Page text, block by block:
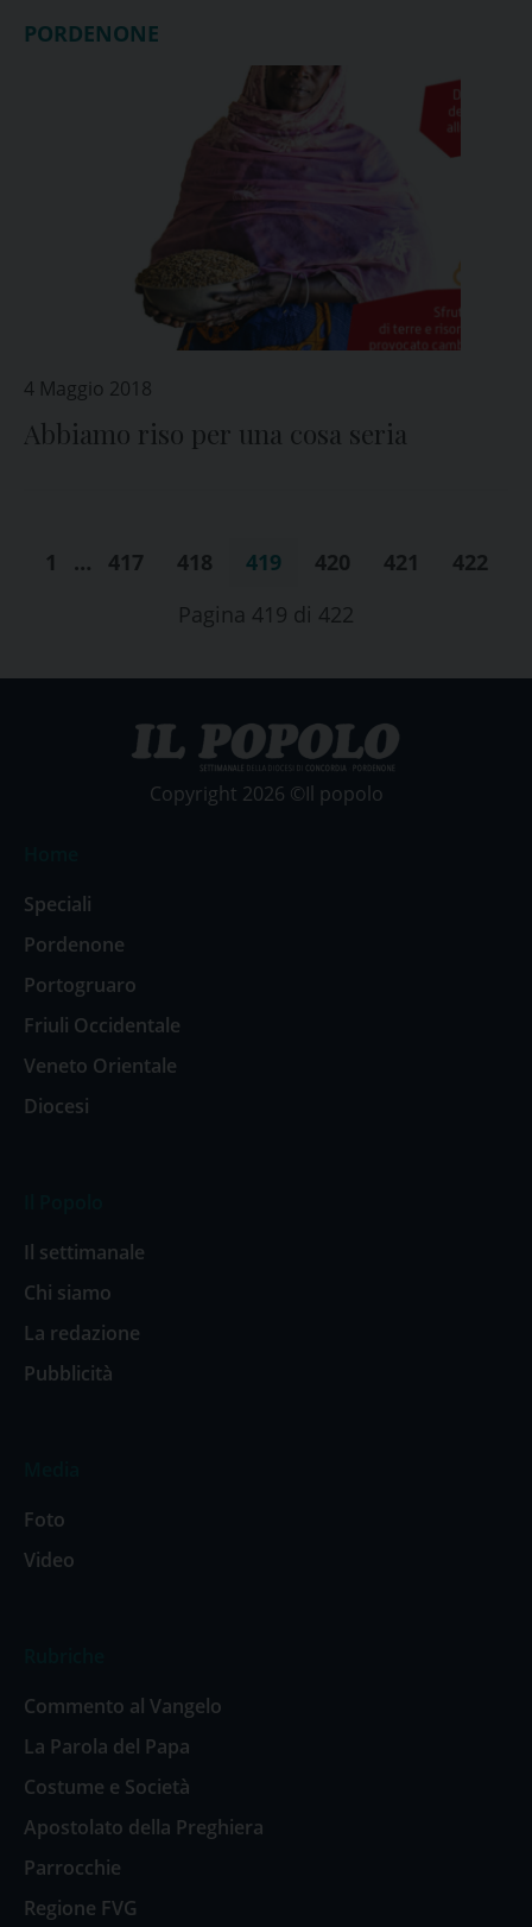
PORDENONE
4 Maggio 2018
Abbiamo riso per una cosa seria
1 … 417 418 419 420 421
422
Pagina 419 di 422
Copyright 2026 ©Il popolo
Speciali
Pordenone
Portogruaro
Friuli Occidentale
Veneto Orientale
Diocesi
Il settimanale
Chi siamo
La redazione
Pubblicità
Foto
Video
Commento al Vangelo
La Parola del Papa
Costume e Società
Apostolato della Preghiera
Parrocchie
Regione FVG